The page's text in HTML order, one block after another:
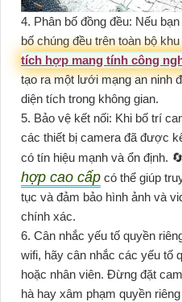
4. Phân bố đồng đều: Nếu
bố chúng đều trên toàn bộ
tích hợp mang tính công
tạo ra một lưới mạng an ninh
diện tích trong không gian.
5. Bảo vệ kết nối: Khi bố trí
các thiết bị camera đã được
có tín hiệu mạnh và ổn định. 🔄
hợp cao cấp có thể giúp
tục và đảm bảo hình ảnh và
chính xác.
6. Cân nhắc yếu tố quyền
wifi, hãy cân nhắc các yếu tố
hoặc nhân viên. Đừng đặt
hà hay xâm phạm quyền